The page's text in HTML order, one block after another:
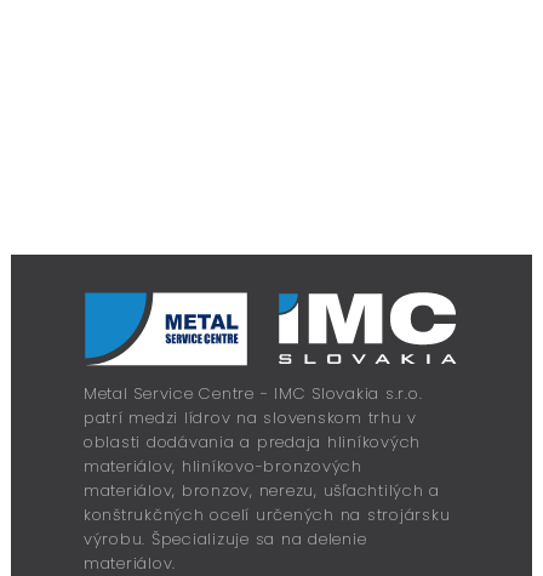
Metal Service Centre - IMC Slovakia s.r.o.
patrí medzi lídrov na slovenskom trhu v
oblasti dodávania a predaja hliníkových
materiálov, hliníkovo-bronzových
materiálov, bronzov, nerezu, ušľachtilých a
konštrukčných ocelí určených na strojársku
výrobu. Špecializuje sa na delenie
materiálov.